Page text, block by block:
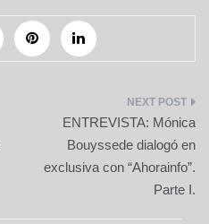
ENTREVISTA: Mónica
Bouyssede dialogó en
exclusiva con “Ahorainfo”.
Parte I.